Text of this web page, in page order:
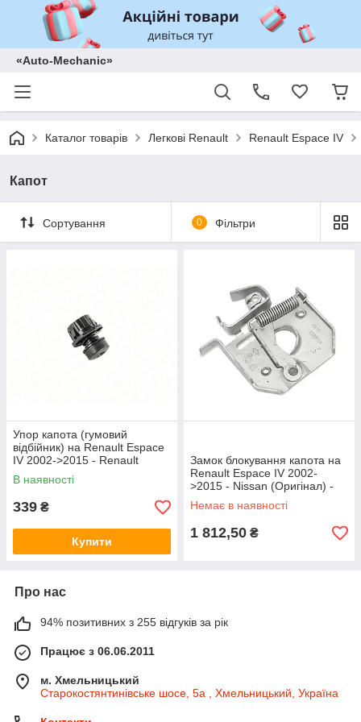
«Auto-Mechanic»
Каталог товарів Легкові Renault Renault Espace IV
Капот
Сортування 0 Фільтри
Упор капота (гумовий
відбійник) на Renault Espace
IV 2002->2015 - Renault
(Оригінал) - 7700843546
В наявності
339 ₴
Купити
Замок блокування капота на
Renault Espace IV 2002-
>2015 - Nissan (Оригінал) -
65601-00QAF
Немає в наявності
1 812,50 ₴
Про нас
94% позитивних з 255 відгуків за рік
Працює з 06.06.2011
м. Хмельницький
Старокостянтинівське шосе, 5а , Хмельницький, Україна